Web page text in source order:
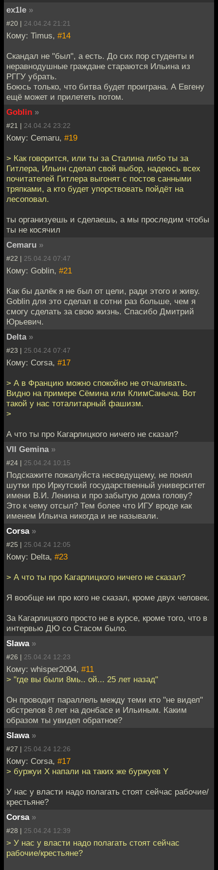
ex1le »
#20 | 24.04.24 21:21
Кому: Timus, #14
Скандал не "был", а есть. До сих пор студенты и
неравнодушные граждане стараются Ильина из
РГГУ убрать.
Боюсь только, что битва будет проиграна. А Евгену
ещё может и прилететь потом.
Goblin »
#21 | 24.04.24 23:22
Кому: Cemaru, #19
> Как говорится, или ты за Сталина либо ты за
Гитлера, Ильин сделал свой выбор, надеюсь всех
почитателей Гитлера выгонят с постов санными
тряпками, а кто будет упорствовать пойдёт на
лесоповал.
ты организуешь и сделаешь, а мы проследим чтобы
ты не косячил
Cemaru »
#22 | 25.04.24 07:47
Кому: Goblin, #21
Как бы далёк я не был от цели, ради этого и живу.
Goblin для это сделал в сотни раз больше, чем я
смогу сделать за свою жизнь. Спасибо Дмитрий
Юрьевич.
Delta »
#23 | 25.04.24 07:47
Кому: Corsa, #17
> А в Францию можно спокойно не отчаливать.
Видно на примере Сёмина или КлимСаныча. Вот
такой у нас тоталитарный фашизм.
>
А что ты про Кагарлицкого ничего не сказал?
VII Gemina »
#24 | 25.04.24 10:15
Подскажите пожалуйста несведущему, не понял
шутки про Иркутский государственный университет
имени В.И. Ленина и про забытую дома голову?
Это к чему отсыл? Тем более что ИГУ вроде как
именем Ильича никогда и не называли.
Corsa »
#25 | 25.04.24 12:05
Кому: Delta, #23
> А что ты про Кагарлицкого ничего не сказал?
Я вообще ни про кого не сказал, кроме двух человек.
За Кагарлицкого просто не в курсе, кроме того, что в
интервью ДЮ со Стасом было.
Slawa »
#26 | 25.04.24 12:23
Кому: whisper2004, #11
> "где вы были 8мь.. ой... 25 лет назад"
Он проводит параллель между теми кто "не видел"
обстрелов 8 лет на донбасе и Ильиным. Каким
образом ты увидел обратное?
Slawa »
#27 | 25.04.24 12:26
Кому: Corsa, #17
> буржуи Х напали на таких же буржуев Y
У нас у власти надо полагать стоят сейчас рабочие/
крестьяне?
Corsa »
#28 | 25.04.24 12:39
> У нас у власти надо полагать стоят сейчас
рабочие/крестьяне?